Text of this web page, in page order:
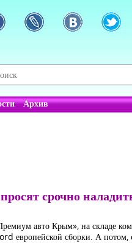
Архив
срочно
авто Крым», на складе
сборки. А потом,